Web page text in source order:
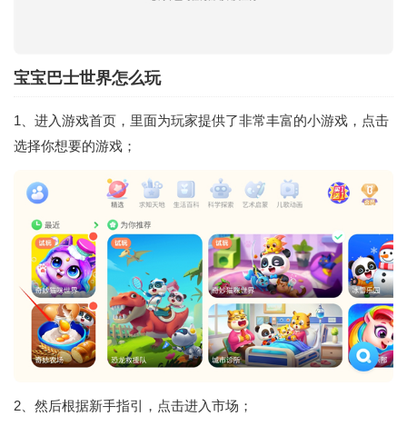
宝宝巴士世界怎么玩
1、进入游戏首页，里面为玩家提供了非常丰富的小游戏，点击
选择你想要的游戏；
2、然后根据新手指引，点击进入市场；